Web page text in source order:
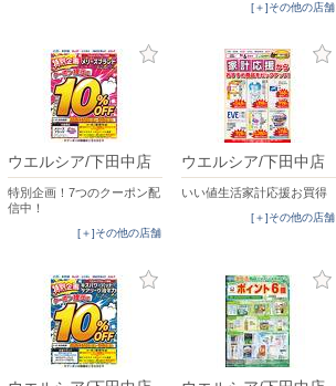
[＋]その他の店舗
ウエルシア/下田中店
特別企画！7つのクーポン配
信中！
[＋]その他の店舗
ウエルシア/下田中店
いい値生活家計応援お買得
[＋]その他の店舗